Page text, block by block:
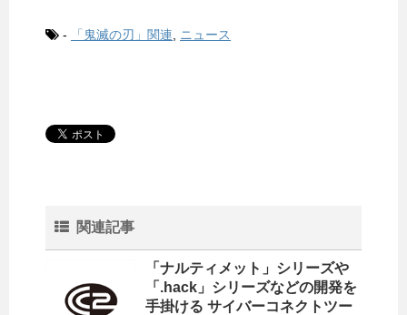
- 「鬼滅の刃」関連 ニュース
関連記事
「ナルティメット」シリーズや
「.hack」シリーズなどの開発を
手掛ける サイバーコネクトツー